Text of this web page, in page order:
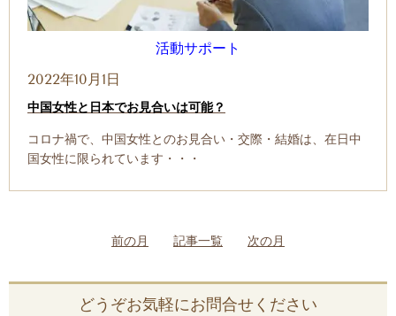
活動サポート
2022年10月1日
中国女性と日本でお見合いは可能？
コロナ禍で、中国女性とのお見合い・交際・結婚は、在日中
国女性に限られています・・・
前の月 記事一覧 次の月
どうぞお気軽にお問合せください